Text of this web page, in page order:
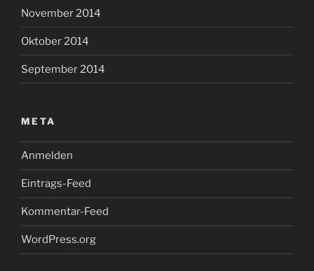
November 2014
Oktober 2014
September 2014
META
Anmelden
Eintrags-Feed
Kommentar-Feed
WordPress.org